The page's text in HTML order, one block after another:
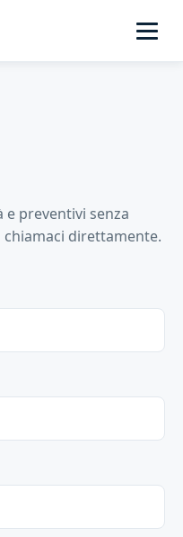
preventivi senza
direttamente.